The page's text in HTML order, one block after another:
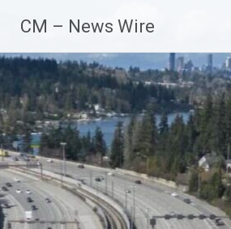
Inhalt
springen
CM – News Wire